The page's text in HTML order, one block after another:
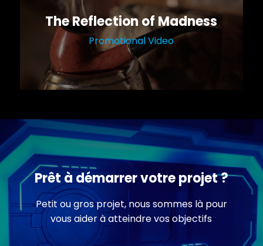
The Reflection of Madness
Promotional Video
Prêt à démarrer votre projet ?
Petit ou gros projet, nous sommes là pour
vous aider à atteindre vos objectifs